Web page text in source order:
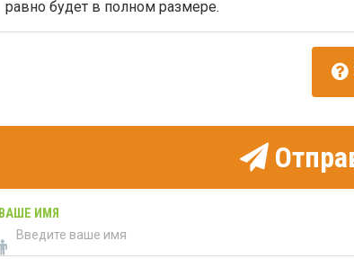
равно будет в полном размере.
ВАШЕ ИМЯ